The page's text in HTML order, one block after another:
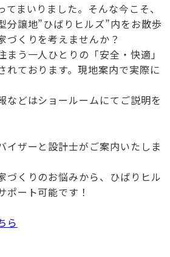
まいりました。そんな今こそ、
分譲地”ひばりヒルズ”内をお散歩
づくりを考えませんか？
まう一人ひとりの「安全・快適」
れております。現地案内で実際に
などはショールームにてご説明を
イザーと設計士がご案内いたしま
づくりのお悩みから、ひばりヒル
ポート可能です！
ら